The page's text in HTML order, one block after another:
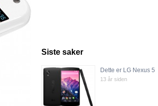
Siste saker
Dette er LG Nexus 5
13 år siden